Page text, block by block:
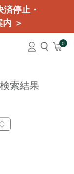
済停止・
＞
0
索結果